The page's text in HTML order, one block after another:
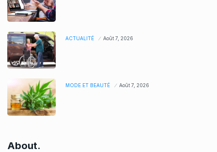
ACTUALITÉ Août 7, 2026
MODE ET BEAUTÉ Août 7, 2026
About.